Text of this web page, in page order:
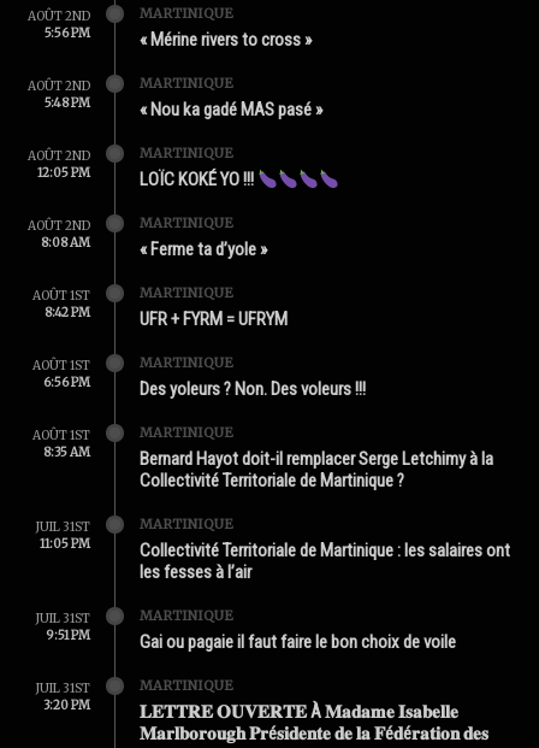
AOÛT 2ND
5:56 PM
MARTINIQUE
« Mérine rivers to cross »
AOÛT 2ND
5:48 PM
MARTINIQUE
« Nou ka gadé MAS pasé »
AOÛT 2ND
12:05 PM
MARTINIQUE
LOÏC KOKÉ YO !!!
AOÛT 2ND
8:08 AM
MARTINIQUE
« Ferme ta d’yole »
AOÛT 1ST
8:42 PM
MARTINIQUE
UFR + FYRM = UFRYM
AOÛT 1ST
6:56 PM
MARTINIQUE
Des yoleurs ? Non. Des voleurs !!!
AOÛT 1ST
8:35 AM
MARTINIQUE
Bernard Hayot doit-il remplacer Serge Letchimy à la
Collectivité Territoriale de Martinique ?
JUIL 31ST
11:05 PM
MARTINIQUE
Collectivité Territoriale de Martinique : les salaires ont
les fesses à l’air
JUIL 31ST
9:51 PM
MARTINIQUE
Gai ou pagaie il faut faire le bon choix de voile
JUIL 31ST
3:20 PM
MARTINIQUE
𝐋𝐄𝐓𝐓𝐑𝐄 𝐎𝐔𝐕𝐄𝐑𝐓𝐄 À 𝐌𝐚𝐝𝐚𝐦𝐞 𝐈𝐬𝐚𝐛𝐞𝐥𝐥𝐞
𝐌𝐚𝐫𝐥𝐛𝐨𝐫𝐨𝐮𝐠𝐡 𝐏𝐫é𝐬𝐢𝐝𝐞𝐧𝐭𝐞 𝐝𝐞 𝐥𝐚 𝐅é𝐝é𝐫𝐚𝐭𝐢𝐨𝐧 𝐝𝐞𝐬